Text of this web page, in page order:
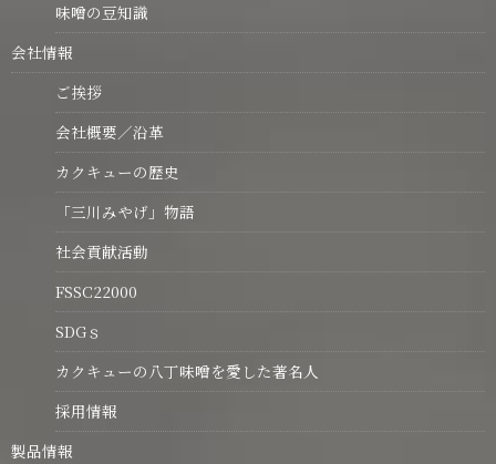
味噌の豆知識
会社情報
ご挨拶
会社概要／沿革
カクキューの歴史
「三川みやげ」物語
社会貢献活動
FSSC22000
SDGｓ
カクキューの八丁味噌を愛した著名人
採用情報
製品情報